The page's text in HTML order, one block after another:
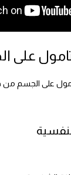
على
على الجسم